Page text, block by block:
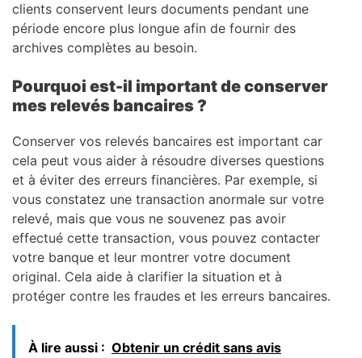
clients conservent leurs documents pendant une
période encore plus longue afin de fournir des
archives complètes au besoin.
Pourquoi est-il important de conserver
mes relevés bancaires ?
Conserver vos relevés bancaires est important car
cela peut vous aider à résoudre diverses questions
et à éviter des erreurs financières. Par exemple, si
vous constatez une transaction anormale sur votre
relevé, mais que vous ne souvenez pas avoir
effectué cette transaction, vous pouvez contacter
votre banque et leur montrer votre document
original. Cela aide à clarifier la situation et à
protéger contre les fraudes et les erreurs bancaires.
À lire aussi : Obtenir un crédit sans avis